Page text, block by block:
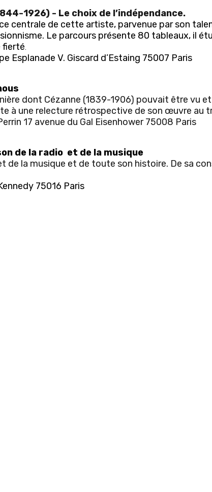
1926) - Le choix de l’indépendance.
centrale de cette artiste, parvenue par son
Le parcours présente 80 tableaux, il
fierté.
Esplanade V. Giscard d’Estaing 75007 Paris
dont Cézanne (1839-1906) pouvait être vu
à une relecture rétrospective de son œuvre au
17 avenue du Gal Eisenhower 75008 Paris
de la radio et de la musique
de la musique et de toute son histoire. De sa
75016 Paris